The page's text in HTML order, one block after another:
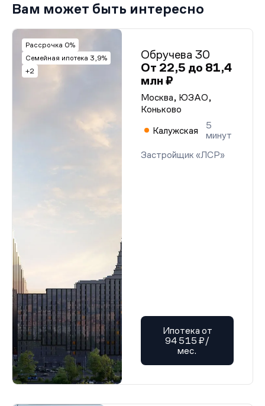
Вам может быть интересно
Рассрочка 0%
Семейная ипотека 3,9%
+2
Обручева 30
От 22,5 до 81,4
млн ₽
Москва, ЮЗАО,
Коньково
Калужская
5
минут
Застройщик «ЛСР»
Ипотека от
94 515 ₽/
мес.